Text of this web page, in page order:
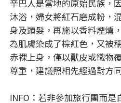
辛巴人是當地的原始民族，
沐浴，婦女將紅石磨成粉，
身及頭髮，再施以香料煙燻
為肌膚染成了棕紅色，又被
赤裸上身，僅以獸皮或織物
尊重，建議照相先經過對方
INFO：若非參加旅行團而是